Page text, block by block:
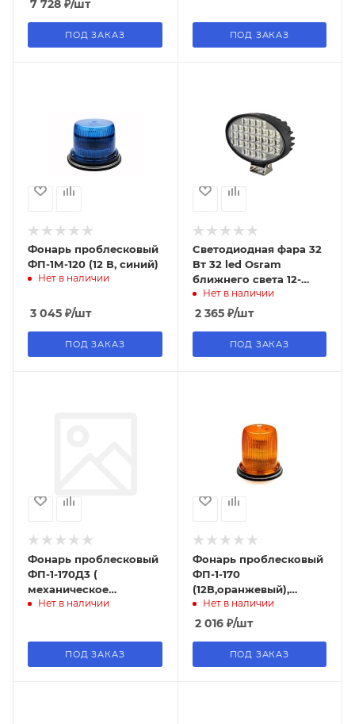
7 728 ₽/шт
ПОД ЗАКАЗ ПОД ЗАКАЗ
Фонарь проблесковый
ФП-1М-120 (12 В, синий)
Нет в наличии
3 045 ₽/шт
ПОД ЗАКАЗ
Cветодиодная фара 32
Вт 32 led Osram
ближнего света 12-
24Вт IP67 PRO series
овальная, 1532F, 6000к
Нет в наличии
2 365₽/шт
ПОД ЗАКАЗ
Фонарь проблесковый
ФП-1-170Д3 (
механическое
крепление,
Нет в наличии
ПОД ЗАКАЗ
Фонарь проблесковый
ФП-1-170
(12В,оранжевый),
крепление
механическое на
Нет в наличии
2 016₽/шт
ПОД ЗАКАЗ